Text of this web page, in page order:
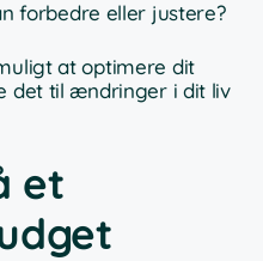
forbedre eller justere?
at optimere dit
det til ændringer i dit liv
et